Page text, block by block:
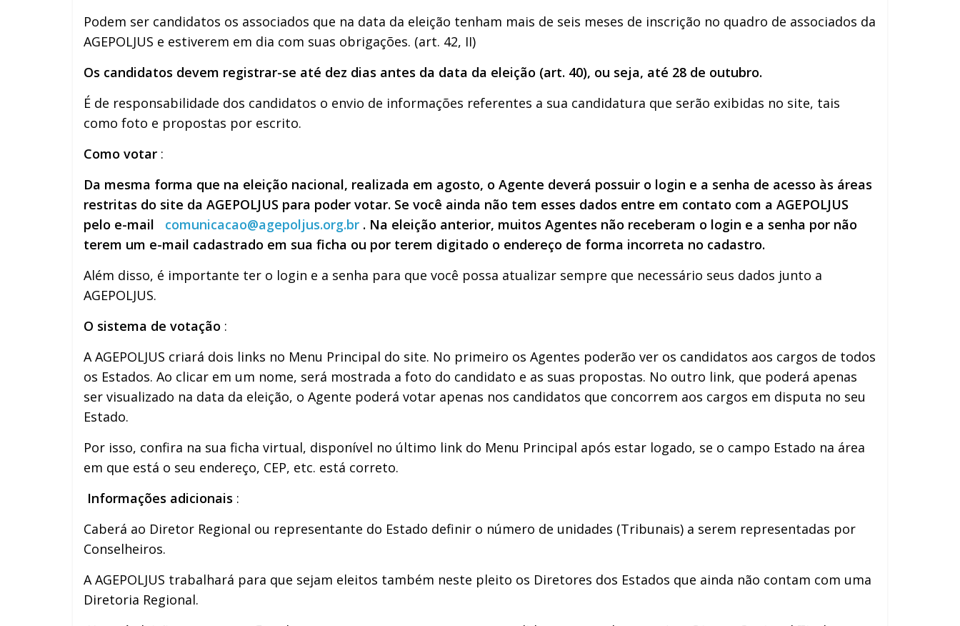
Podem ser candidatos os associados que na data da eleição tenham mais de seis meses de inscrição no quadro de associados da
AGEPOLJUS e estiverem em dia com suas obrigações. (art. 42, II)
Os candidatos devem registrar-se até dez dias antes da data da eleição (art. 40), ou seja, até 28 de outubro.
É de responsabilidade dos candidatos o envio de informações referentes a sua candidatura que serão exibidas no site, tais
como foto e propostas por escrito.
Como votar :
Da mesma forma que na eleição nacional, realizada em agosto, o Agente deverá possuir o login e a senha de acesso às áreas
restritas do site da AGEPOLJUS para poder votar. Se você ainda não tem esses dados entre em contato com a AGEPOLJUS
pelo e-mail
comunicacao@agepoljus.org.br . Na eleição anterior, muitos Agentes não receberam o login e a senha por não
terem um e-mail cadastrado em sua ficha ou por terem digitado o endereço de forma incorreta no cadastro.
Além disso, é importante ter o login e a senha para que você possa atualizar sempre que necessário seus dados junto a
AGEPOLJUS.
O sistema de votação :
A AGEPOLJUS criará dois links no Menu Principal do site. No primeiro os Agentes poderão ver os candidatos aos cargos de todos
os Estados. Ao clicar em um nome, será mostrada a foto do candidato e as suas propostas. No outro link, que poderá apenas
ser visualizado na data da eleição, o Agente poderá votar apenas nos candidatos que concorrem aos cargos em disputa no seu
Estado.
Por isso, confira na sua ficha virtual, disponível no último link do Menu Principal após estar logado, se o campo Estado na área
em que está o seu endereço, CEP, etc. está correto.
Informações adicionais :
Caberá ao Diretor Regional ou representante do Estado definir o número de unidades (Tribunais) a serem representadas por
Conselheiros.
A AGEPOLJUS trabalhará para que sejam eleitos também neste pleito os Diretores dos Estados que ainda não contam com uma
Diretoria Regional.